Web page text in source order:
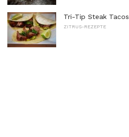
Tri-Tip Steak Tacos
ZITRUS-REZEPTE